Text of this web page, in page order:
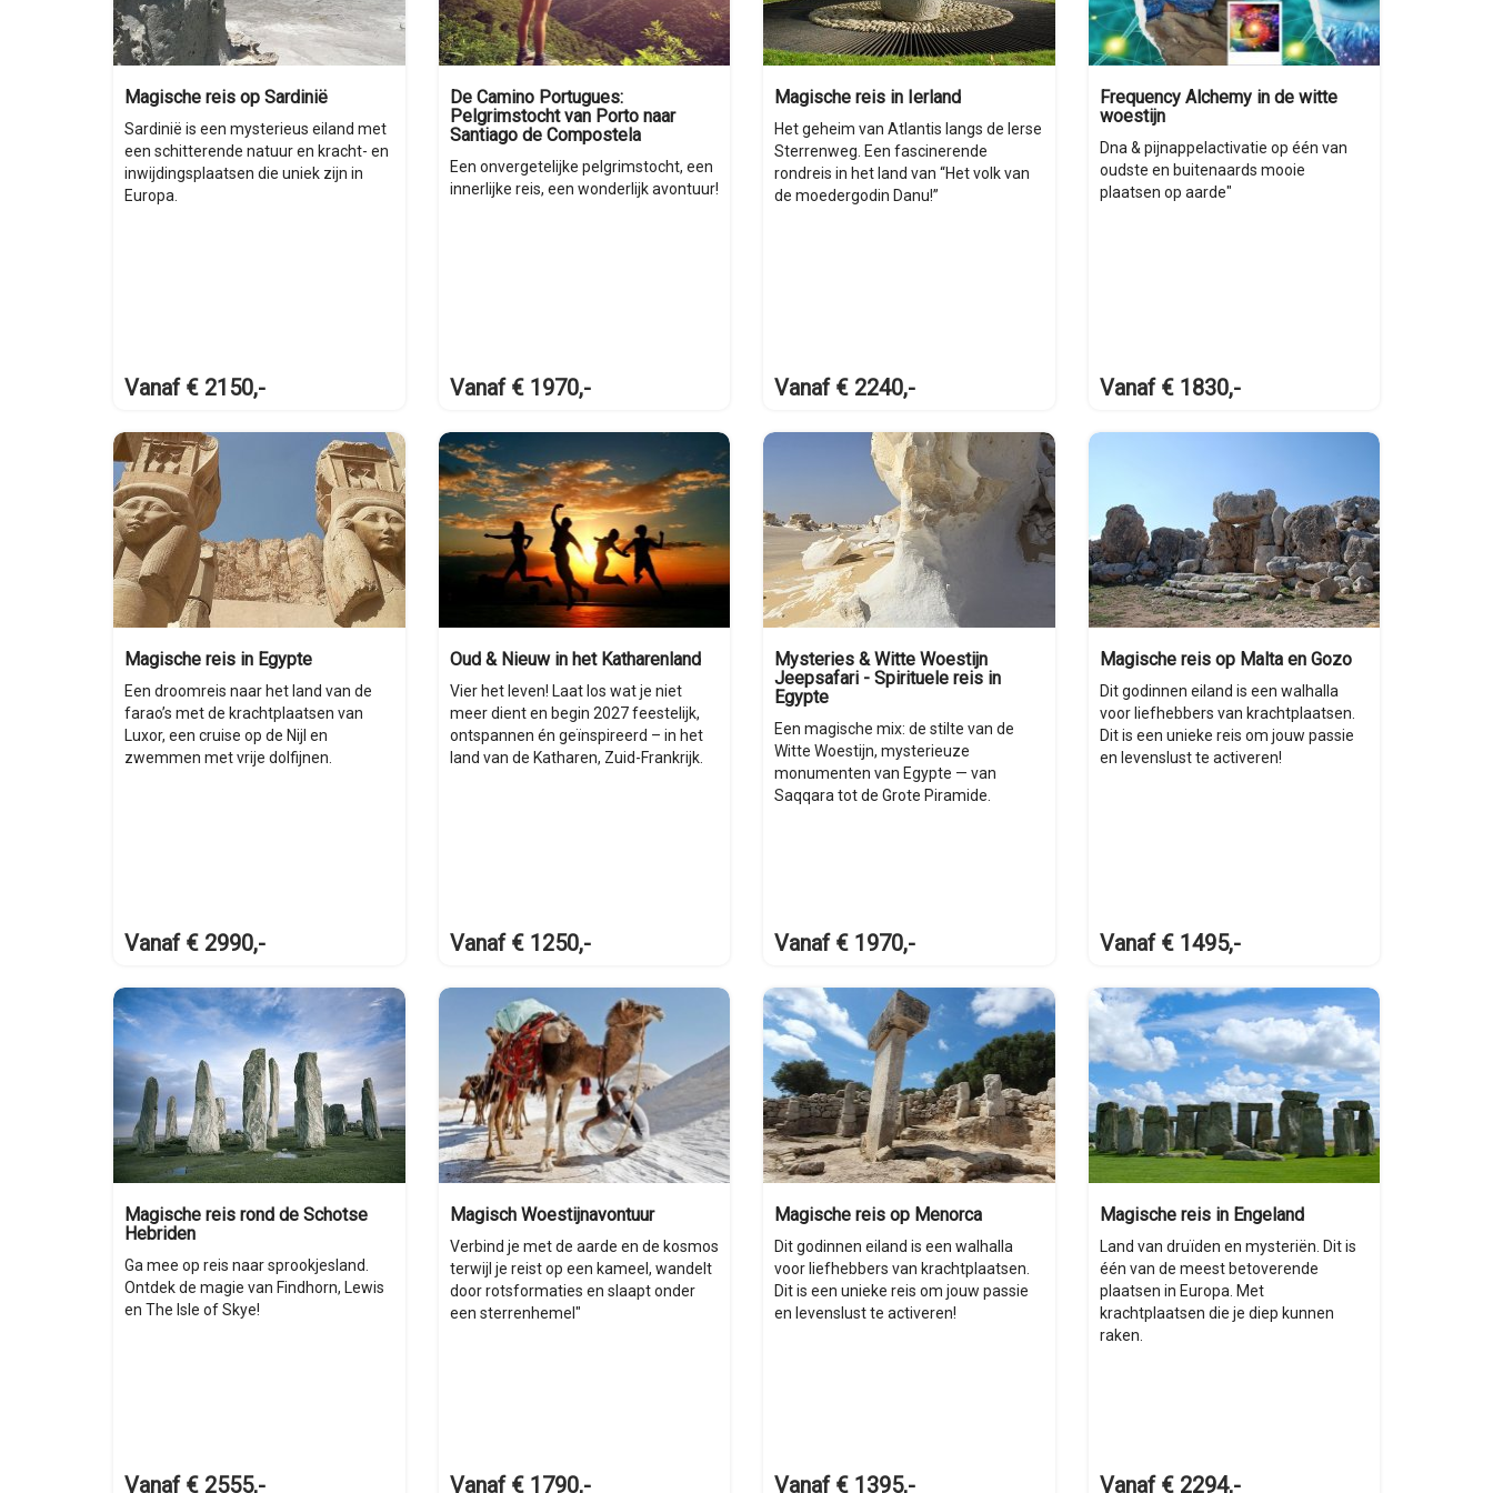
Magische reis op Sardinië
Sardinië is een mysterieus eiland met
een schitterende natuur en kracht- en
inwijdingsplaatsen die uniek zijn in
Europa.
Vanaf € 2150,-
De Camino Portugues:
Pelgrimstocht van Porto naar
Santiago de Compostela
Een onvergetelijke pelgrimstocht, een
innerlijke reis, een wonderlijk avontuur!
Vanaf € 1970,-
Magische reis in Ierland
Het geheim van Atlantis langs de Ierse
Sterrenweg. Een fascinerende
rondreis in het land van “Het volk van
de moedergodin Danu!”
Vanaf € 2240,-
Frequency Alchemy in de witte
woestijn
Dna & pijnappelactivatie op één van
oudste en buitenaards mooie
plaatsen op aarde"
Vanaf € 1830,-
Magische reis in Egypte
Een droomreis naar het land van de
farao’s met de krachtplaatsen van
Luxor, een cruise op de Nijl en
zwemmen met vrije dolfijnen.
Vanaf € 2990,-
Oud & Nieuw in het Katharenland
Vier het leven! Laat los wat je niet
meer dient en begin 2027 feestelijk,
ontspannen én geïnspireerd – in het
land van de Katharen, Zuid-Frankrijk.
Vanaf € 1250,-
Mysteries & Witte Woestijn
Jeepsafari - Spirituele reis in
Egypte
Een magische mix: de stilte van de
Witte Woestijn, mysterieuze
monumenten van Egypte — van
Saqqara tot de Grote Piramide.
Vanaf € 1970,-
Magische reis op Malta en Gozo
Dit godinnen eiland is een walhalla
voor liefhebbers van krachtplaatsen.
Dit is een unieke reis om jouw passie
en levenslust te activeren!
Vanaf € 1495,-
Magische reis rond de Schotse
Hebriden
Ga mee op reis naar sprookjesland.
Ontdek de magie van Findhorn, Lewis
en The Isle of Skye!
Vanaf € 2555,-
Magisch Woestijnavontuur
Verbind je met de aarde en de kosmos
terwijl je reist op een kameel, wandelt
door rotsformaties en slaapt onder
een sterrenhemel"
Vanaf € 1790,-
Magische reis op Menorca
Dit godinnen eiland is een walhalla
voor liefhebbers van krachtplaatsen.
Dit is een unieke reis om jouw passie
en levenslust te activeren!
Vanaf € 1395,-
Magische reis in Engeland
Land van druïden en mysteriën. Dit is
één van de meest betoverende
plaatsen in Europa. Met
krachtplaatsen die je diep kunnen
raken.
Vanaf € 2294,-